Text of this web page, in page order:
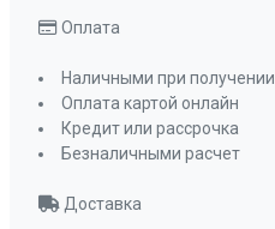
Мощность подключения, Вт
Управление
Мощность освещения, Вт
Освещение
Оплата
Наличными при получении
Оплата картой онлайн
Кредит или рассрочка
Безналичными расчет
Доставка